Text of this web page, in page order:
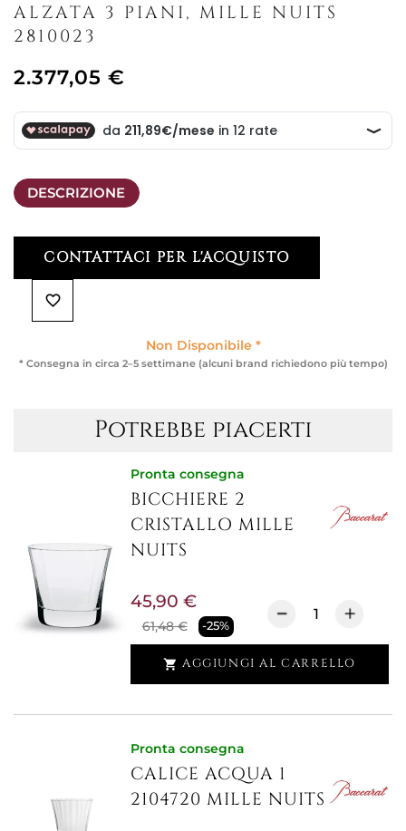
ALZATA 3 PIANI, MILLE NUITS
2810023
2.377,05 €
DESCRIZIONE
CONTATTACI PER L'ACQUISTO
favorite_border
Non Disponibile *
* Consegna in circa 2–5 settimane (alcuni brand richiedono più tempo)
Potrebbe piacerti
Pronta consegna
BICCHIERE 2
CRISTALLO MILLE
NUITS
61,48 € -25%
45,90 €
 AGGIUNGI AL CARRELLO
Pronta consegna
CALICE ACQUA 1
2104720 MILLE NUITS